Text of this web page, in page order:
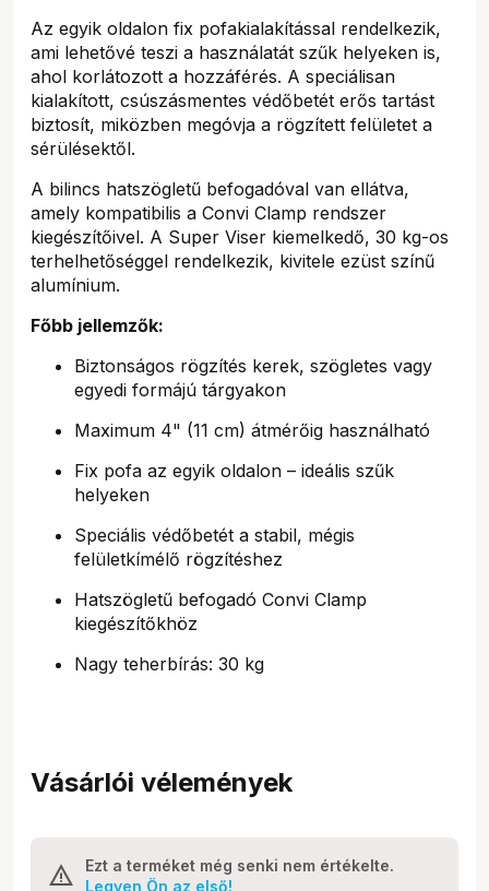
Az egyik oldalon fix pofakialakítással rendelkezik,
ami lehetővé teszi a használatát szűk helyeken is,
ahol korlátozott a hozzáférés. A speciálisan
kialakított, csúszásmentes védőbetét erős tartást
biztosít, miközben megóvja a rögzített felületet a
sérülésektől.
A bilincs hatszögletű befogadóval van ellátva,
amely kompatibilis a Convi Clamp rendszer
kiegészítőivel. A Super Viser kiemelkedő, 30 kg-os
terhelhetőséggel rendelkezik, kivitele ezüst színű
alumínium.
Főbb jellemzők:
Biztonságos rögzítés kerek, szögletes vagy
egyedi formájú tárgyakon
Maximum 4" (11 cm) átmérőig használható
Fix pofa az egyik oldalon – ideális szűk
helyeken
Speciális védőbetét a stabil, mégis
felületkímélő rögzítéshez
Hatszögletű befogadó Convi Clamp
kiegészítőkhöz
Nagy teherbírás: 30 kg
Vásárlói vélemények
Ezt a terméket még senki nem értékelte.
Legyen Ön az első!